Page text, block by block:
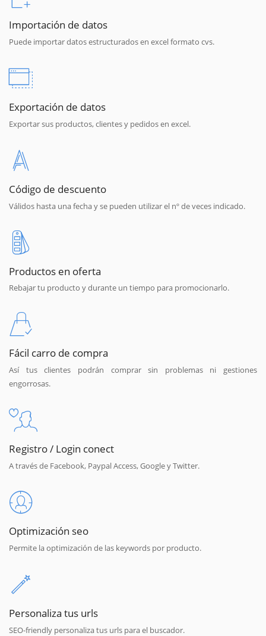
Importación de datos
Puede importar datos estructurados en excel formato cvs.
Exportación de datos
Exportar sus productos, clientes y pedidos en excel.
Código de descuento
Válidos hasta una fecha y se pueden utilizar el nº de veces indicado.
Productos en oferta
Rebajar tu producto y durante un tiempo para promocionarlo.
Fácil carro de compra
Así tus clientes podrán comprar sin problemas ni gestiones
engorrosas.
Registro / Login conect
A través de Facebook, Paypal Access, Google y Twitter.
Optimización seo
Permite la optimización de las keywords por producto.
Personaliza tus urls
SEO-friendly personaliza tus urls para el buscador.